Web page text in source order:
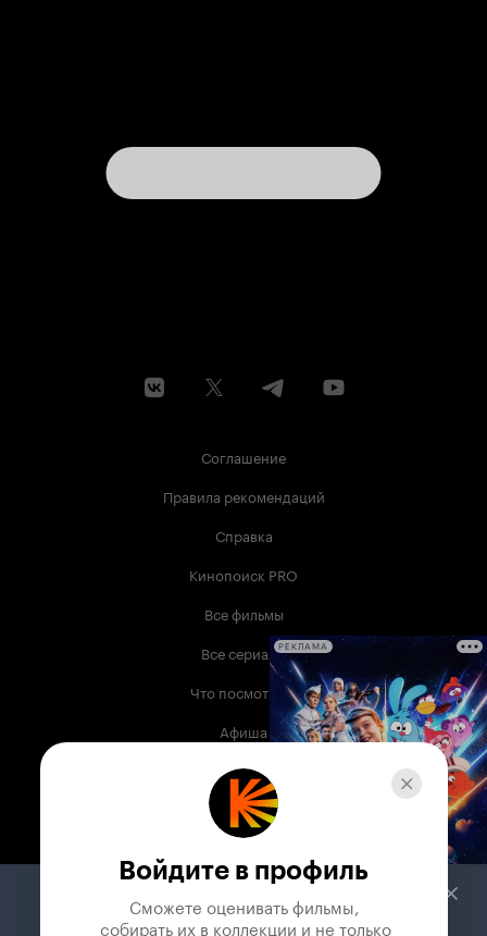
Соглашение
Правила рекомендаций
Справка
Кинопоиск PRO
Все фильмы
Все сериалы
Что посмотреть
Афиша
Музыка
Телепрограмма
Служба поддержки
РЕКЛАМА
Войдите в профиль
Сможете оценивать фильмы,
собирать их в коллекции и не только